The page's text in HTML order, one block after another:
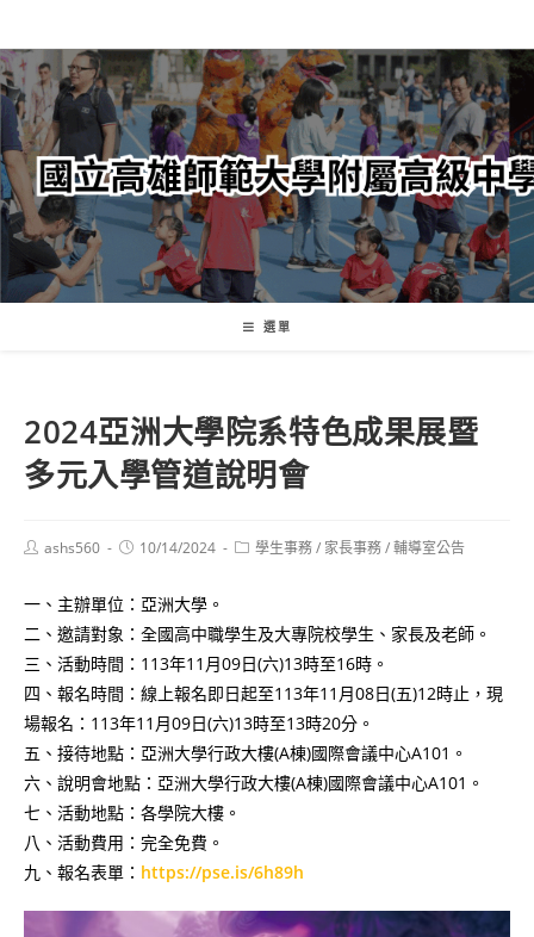
轉
至
主
內
容
選單
2024亞洲大學院系特色成果展暨
多元入學管道說明會
Postashs560
Post10/14/2024
Post學生事務/ 家長事務/輔導室公告
一、主辦單位：亞洲大學。
二、邀請對象：全國高中職學生及大專院校學生、家長及老師。
三、活動時間：113年11月09日(六)13時至16時。
四、報名時間：線上報名即日起至113年11月08日(五)12時止，現
場報名：113年11月09日(六)13時至13時20分。
五、接待地點：亞洲大學行政大樓(A棟)國際會議中心A101。
六、說明會地點：亞洲大學行政大樓(A棟)國際會議中心A101。
七、活動地點：各學院大樓。
八、活動費用：完全免費。
九、報名表單： https://pse.is/6h89h